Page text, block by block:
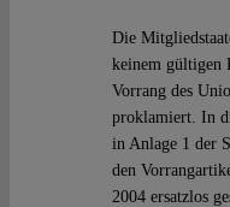
Die
keinem gültigen
Vorrang des
proklamiert. In
in Anlage 1 der
den
2004 ersatzlos